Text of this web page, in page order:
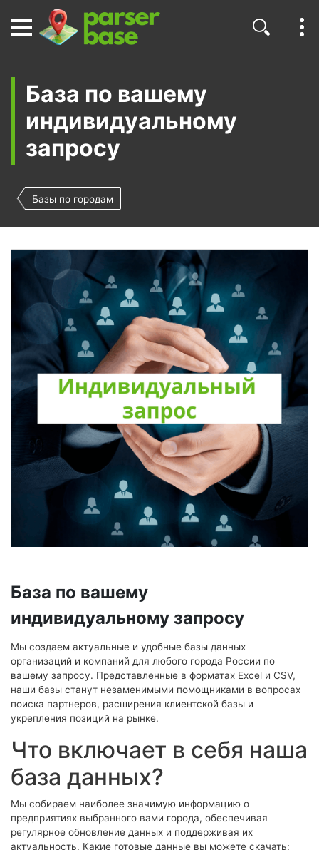
База по вашему
индивидуальному
запросу
Базы по городам
База по вашему
индивидуальному запросу
Мы создаем актуальные и удобные базы данных
организаций и компаний для любого города России по
вашему запросу. Представленные в форматах Excel и CSV,
наши базы станут незаменимыми помощниками в вопросах
поиска партнеров, расширения клиентской базы и
укрепления позиций на рынке.
Что включает в себя наша
база данных?
Мы собираем наиболее значимую информацию о
предприятиях выбранного вами города, обеспечивая
регулярное обновление данных и поддерживая их
актуальность. Какие готовые данные вы можете скачать: